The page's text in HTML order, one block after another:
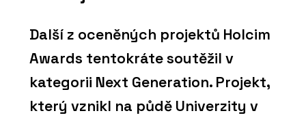
Další z oceněných projektů Holcim
Awards tentokráte soutěžil v
kategorii Next Generation. Projekt,
který vznikl na půdě Univerzity v